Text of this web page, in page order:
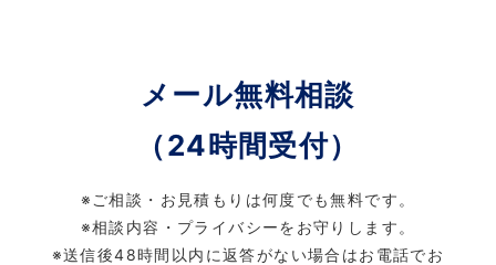
メール無料相談
（24時間受付）
※ご相談・お見積もりは何度でも無料です。
※相談内容・プライバシーをお守りします。
※送信後48時間以内に返答がない場合はお電話でお